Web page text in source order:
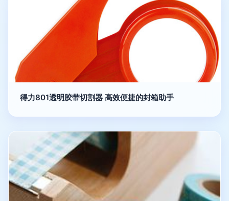
得力801透明胶带切割器 高效便捷的封箱助手